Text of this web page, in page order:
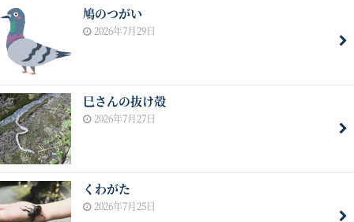
鳩のつがい
2026年7月29日
巳さんの抜け殻
2026年7月27日
くわがた
2026年7月25日